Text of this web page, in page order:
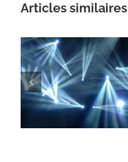
Articles similaires